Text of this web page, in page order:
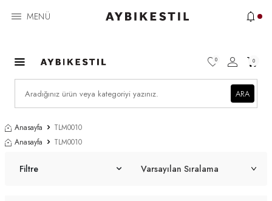
MENÜ
ARA
0 0
Anasayfa
TLM0010
Anasayfa
TLM0010
Filtre